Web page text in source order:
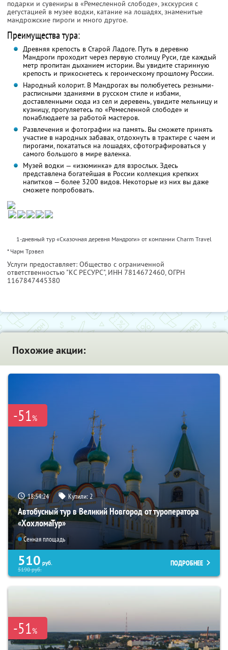
подарки и сувениры в «Ремесленной слободе», экскурсия с
дегустацией в музее водки, катание на лошадях, знаменитые
мандрожские пироги и много другое.
Преимущества тура:
Древняя крепость в Старой Ладоге. Путь в деревню
Мандроги проходит через первую столицу Руси, где каждый
метр пропитан дыханием истории. Вы увидите старинную
крепость и прикоснетесь к героическому прошлому России.
Народный колорит. В Мандрогах вы полюбуетесь резными-
расписными зданиями в русском стиле и избами,
доставленными сюда из сел и деревень, увидите мельницу и
кузницу, прогуляетесь по «Ремесленной слободе» и
понаблюдаете за работой мастеров.
Развлечения и фотографии на память. Вы сможете принять
участие в народных забавах, отдохнуть в трактире с чаем и
пирогами, покататься на лошадях, сфотографироваться у
самого большого в мире валенка.
Музей водки — «изюминка» для взрослых. Здесь
представлена богатейшая в России коллекция крепких
напитков — более 3200 видов. Некоторые из них вы даже
сможете попробовать.
1-дневный тур «Сказочная деревня Мандроги» от компании Charm Travel
* Чарм Трэвел
Услуги предоставляет: Общество с ограниченной
ответственностью "КС РЕСУРС", ИНН 7814672460, ОГРН
1167847445380
Похожие акции:
-51%
18:54:22 Купили:2
Автобусный тур в Великий Новгород от туроператора
«ХохломаТур»
Сенная площадь
510 руб.
5190руб.
ПОДРОБНЕЕ
-51%